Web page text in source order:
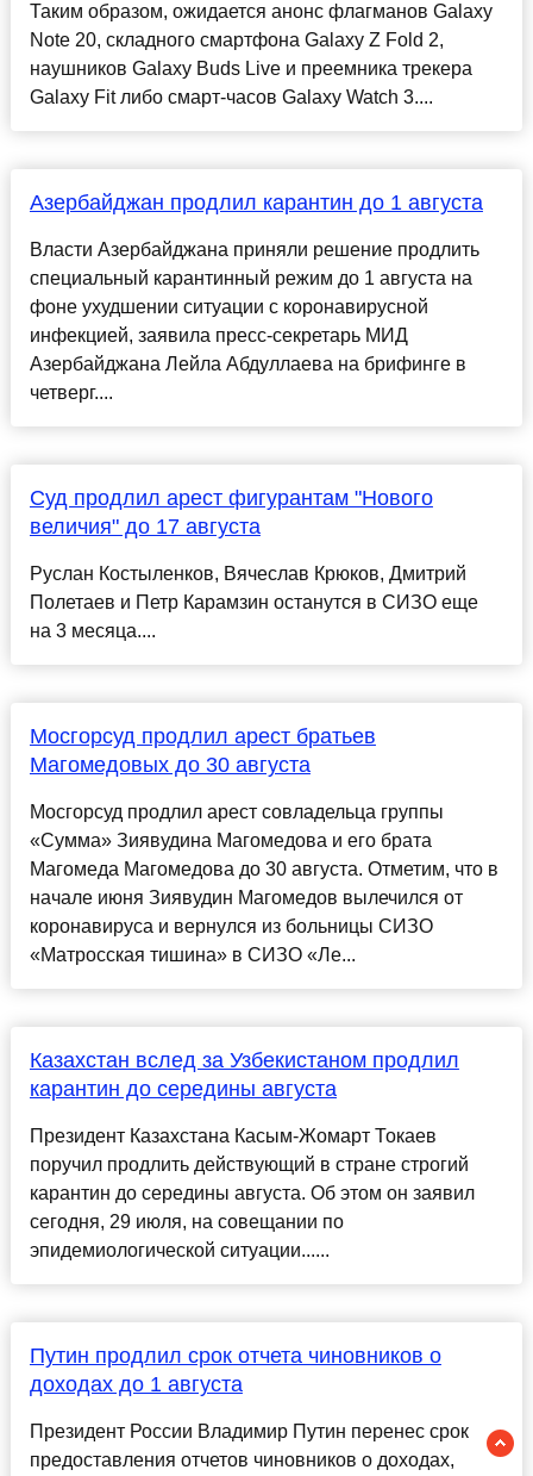
Таким образом, ожидается анонс флагманов Galaxy
Note 20, складного смартфона Galaxy Z Fold 2,
наушников Galaxy Buds Live и преемника трекера
Galaxy Fit либо смарт-часов Galaxy Watch 3....
Азербайджан продлил карантин до 1 августа
Власти Азербайджана приняли решение продлить
специальный карантинный режим до 1 августа на
фоне ухудшении ситуации с коронавирусной
инфекцией, заявила пресс-секретарь МИД
Азербайджана Лейла Абдуллаева на брифинге в
четверг....
Суд продлил арест фигурантам "Нового
величия" до 17 августа
Руслан Костыленков, Вячеслав Крюков, Дмитрий
Полетаев и Петр Карамзин останутся в СИЗО еще
на 3 месяца....
Мосгорсуд продлил арест братьев
Магомедовых до 30 августа
Мосгорсуд продлил арест совладельца группы
«Сумма» Зиявудина Магомедова и его брата
Магомеда Магомедова до 30 августа. Отметим, что в
начале июня Зиявудин Магомедов вылечился от
коронавируса и вернулся из больницы СИЗО
«Матросская тишина» в СИЗО «Ле...
Казахстан вслед за Узбекистаном продлил
карантин до середины августа
Президент Казахстана Касым-Жомарт Токаев
поручил продлить действующий в стране строгий
карантин до середины августа. Об этом он заявил
сегодня, 29 июля, на совещании по
эпидемиологической ситуации......
Путин продлил срок отчета чиновников о
доходах до 1 августа
Президент России Владимир Путин перенес срок
предоставления отчетов чиновников о доходах,